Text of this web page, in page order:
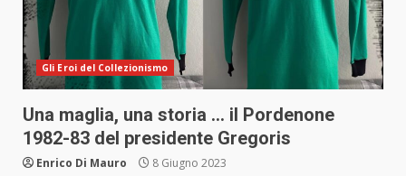
Gli Eroi del Collezionismo
Una maglia, una storia … il Pordenone
1982-83 del presidente Gregoris
Enrico Di Mauro 8 Giugno 2023